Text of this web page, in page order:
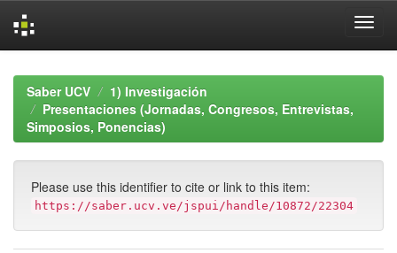
navigationSaber UCV
1) Investigación
Presentaciones (Jornadas, Congresos, Entrevistas,
Simposios, Ponencias)
Please use this identifier to cite or link to this item:
https://saber.ucv.ve/jspui/handle/10872/22304